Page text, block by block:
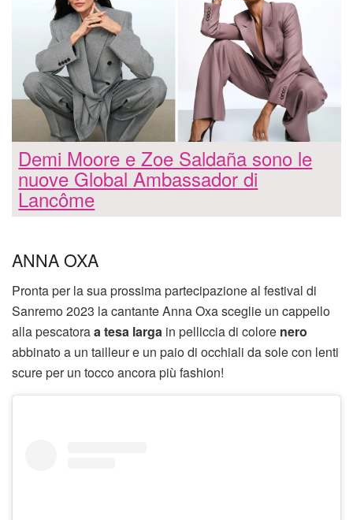
Demi Moore e Zoe Saldaña sono le
nuove Global Ambassador di
Lancôme
ANNA OXA
Pronta per la sua prossima partecipazione al festival di
Sanremo 2023 la cantante Anna Oxa sceglie un cappello
alla pescatoraa tesa larga in pelliccia di colore nero
abbinato a un tailleur e un paio di occhiali da sole con lenti
scure per un tocco ancora più fashion!